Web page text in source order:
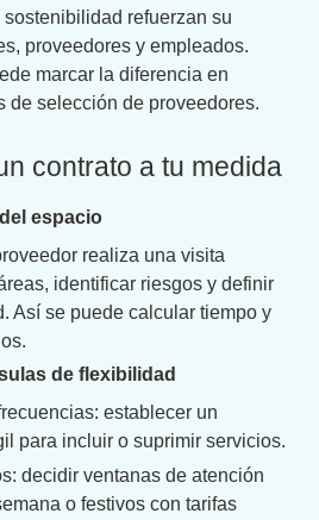
refuerzan su
proveedores y empleados.
marcar la diferencia en
de selección de proveedores.
contrato a tu medida
espacio
realiza una visita
identificar riesgos y definir
Así se puede calcular tiempo y
de flexibilidad
establecer un
para incluir o suprimir servicios.
decidir ventanas de atención
o festivos con tarifas